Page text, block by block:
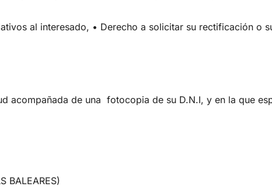
al interesado, • Derecho a solicitar su rectificación o
acompañada de una fotocopia de su D.N.I, y en la que
BALEARES)